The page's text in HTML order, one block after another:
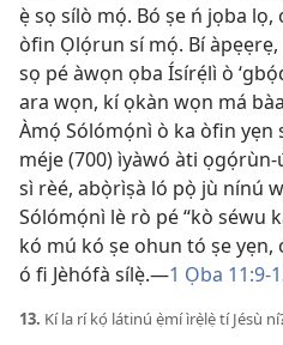
ẹ̀ sọ sílò mọ́. Bó ṣe ń jọba
òfin Ọlọ́run sí mọ́. Bí
sọ pé àwọn ọba Ísírẹ́lì ò
ara wọn, kí ọkàn wọn má bàa
Àmọ́ Sólómọ́nì ò ka òfin yẹn
méje (700) ìyàwó àti
sì rèé, abọ̀rìṣà ló pọ̀ jù nínú
Sólómọ́nì lè rò pé “kò séwu
kó mú kó ṣe ohun tó ṣe
ó fi Jèhófà sílẹ̀.​—1 Ọba 11:9-
13. Kí la rí kọ́ látinú ẹ̀mí ìrẹ̀lẹ̀ tí Jésù